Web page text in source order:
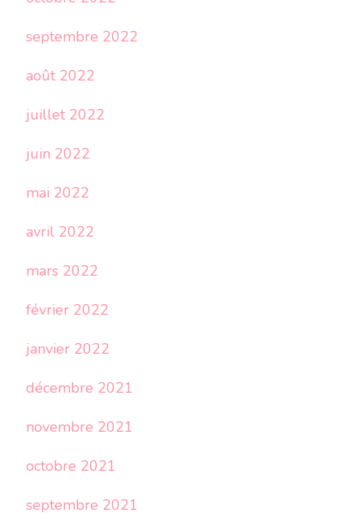
septembre 2022
août 2022
juillet 2022
juin 2022
mai 2022
avril 2022
mars 2022
février 2022
janvier 2022
décembre 2021
novembre 2021
octobre 2021
septembre 2021